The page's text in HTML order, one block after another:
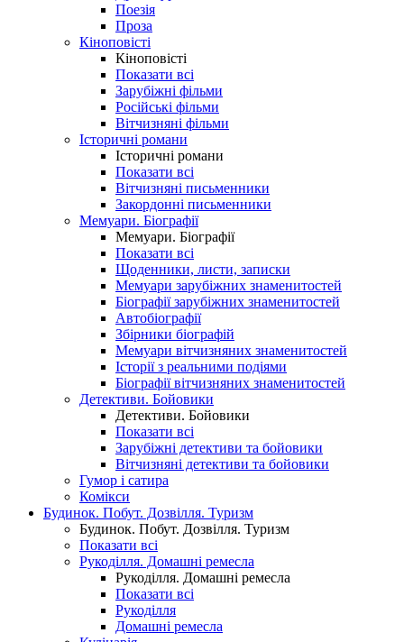
Поезія
Проза
Кіноповісті
Кіноповісті
Показати всі
Зарубіжні фільми
Російські фільми
Вітчизняні фільми
Історичні романи
Історичні романи
Показати всі
Вітчизняні письменники
Закордонні письменники
Мемуари. Біографії
Мемуари. Біографії
Показати всі
Щоденники, листи, записки
Мемуари зарубіжних знаменитостей
Біографії зарубіжних знаменитостей
Автобіографії
Збірники біографій
Мемуари вітчизняних знаменитостей
Історії з реальними подіями
Біографії вітчизняних знаменитостей
Детективи. Бойовики
Детективи. Бойовики
Показати всі
Зарубіжні детективи та бойовики
Вітчизняні детективи та бойовики
Гумор і сатира
Комікси
Будинок. Побут. Дозвілля. Туризм
Будинок. Побут. Дозвілля. Туризм
Показати всі
Рукоділля. Домашні ремесла
Рукоділля. Домашні ремесла
Показати всі
Рукоділля
Домашні ремесла